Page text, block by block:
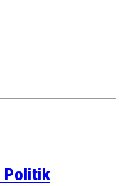
Politik